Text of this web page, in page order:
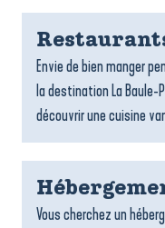
Envie de bien manger
la destination La Baule-
découvrir une cuisine
Vous cherchez un